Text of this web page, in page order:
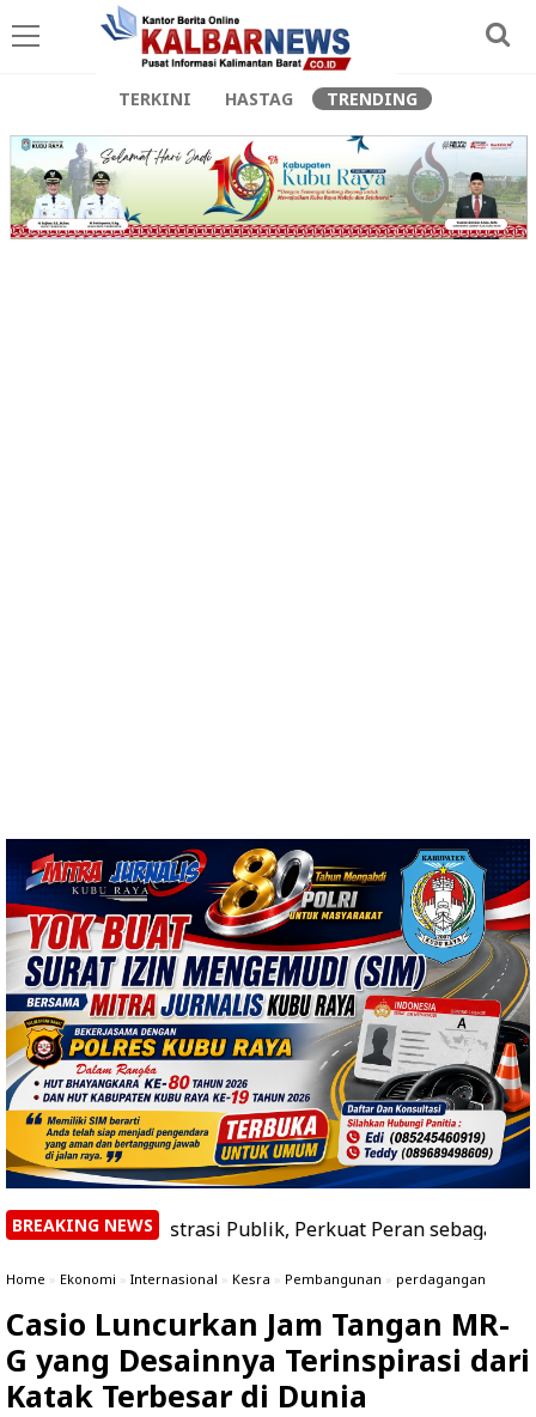
TERKINI HASTAG TRENDING
BREAKING NEWSPublik, Perkuat Peran sebagai Pusat
Home » Ekonomi » Internasional » Kesra » Pembangunan » perdagangan
Casio Luncurkan Jam Tangan MR-
G yang Desainnya Terinspirasi dari
Katak Terbesar di Dunia